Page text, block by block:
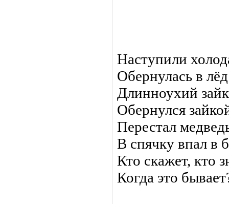
Наступили
Обернулась в
Длинноухий
Обернулся
Перестал
В спячку впал в
Кто скажет, кто
Когда это